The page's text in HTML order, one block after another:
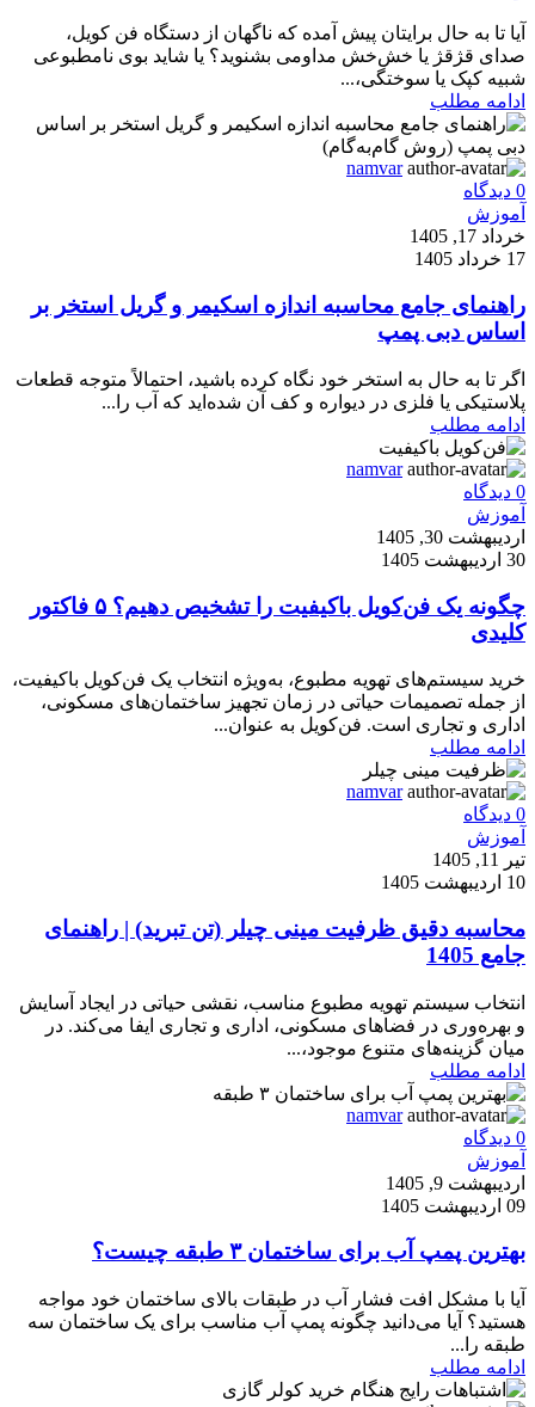
آیا تا به حال برایتان پیش آمده که ناگهان از دستگاه فن کویل،
صدای قژقژ یا خش‌خش مداومی بشنوید؟ یا شاید بوی نامطبوعی
شبیه کپک یا سوختگی،...
ادامه مطلب
namvar
0 دیدگاه
آموزش
خرداد 17, 1405
17 خرداد 1405
راهنمای جامع محاسبه اندازه اسکیمر و گریل استخر بر
اساس دبی پمپ
اگر تا به حال به استخر خود نگاه کرده باشید، احتمالاً متوجه قطعات
پلاستیکی یا فلزی در دیواره و کف آن شده‌اید که آب را...
ادامه مطلب
namvar
0 دیدگاه
آموزش
اردیبهشت 30, 1405
30 اردیبهشت 1405
چگونه یک فن‌کویل باکیفیت را تشخیص دهیم؟ ۵ فاکتور
کلیدی
خرید سیستم‌های تهویه مطبوع، به‌ویژه انتخاب یک فن‌کویل باکیفیت،
از جمله تصمیمات حیاتی در زمان تجهیز ساختمان‌های مسکونی،
اداری و تجاری است. فن‌کویل به عنوان...
ادامه مطلب
namvar
0 دیدگاه
آموزش
تیر 11, 1405
10 اردیبهشت 1405
محاسبه دقیق ظرفیت مینی چیلر (تن تبرید) | راهنمای
جامع 1405
انتخاب سیستم تهویه مطبوع مناسب، نقشی حیاتی در ایجاد آسایش
و بهره‌وری در فضاهای مسکونی، اداری و تجاری ایفا می‌کند. در
میان گزینه‌های متنوع موجود،...
ادامه مطلب
namvar
0 دیدگاه
آموزش
اردیبهشت 9, 1405
09 اردیبهشت 1405
بهترین پمپ آب برای ساختمان ۳ طبقه چیست؟
آیا با مشکل افت فشار آب در طبقات بالای ساختمان خود مواجه
هستید؟ آیا می‌دانید چگونه پمپ آب مناسب برای یک ساختمان سه
طبقه را...
ادامه مطلب